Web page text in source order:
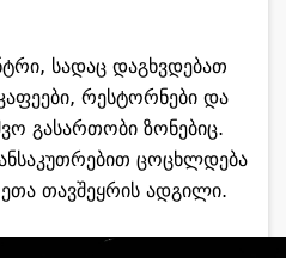
სადაც დაგხვდებათ
რესტორნები და
გასართობი ზონებიც.
ცოცხლდება
თავშეყრის ადგილი.